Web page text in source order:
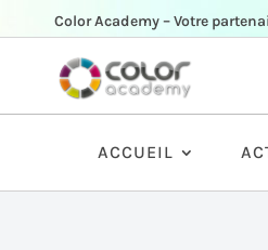
Color Academy – Votre
ACCUEIL